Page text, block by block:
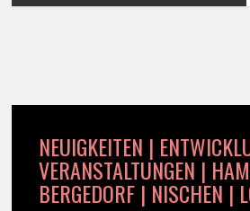
NEUIGKEITEN |
VERANSTALTUNGEN |
BERGEDORF | NISCHEN |